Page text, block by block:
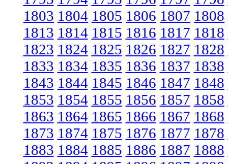
1803 1804 1805 1806 1807 1808
1813 1814 1815 1816 1817 1818
1823 1824 1825 1826 1827 1828
1833 1834 1835 1836 1837 1838
1843 1844 1845 1846 1847 1848
1853 1854 1855 1856 1857 1858
1863 1864 1865 1866 1867 1868
1873 1874 1875 1876 1877 1878
1883 1884 1885 1886 1887 1888